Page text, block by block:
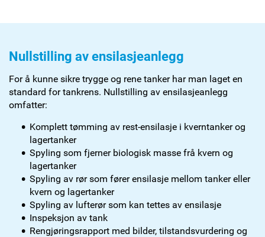
Nullstilling av ensilasjeanlegg
For å kunne sikre trygge og rene tanker har man laget en
standard for tankrens. Nullstilling av ensilasjeanlegg
omfatter:
Komplett tømming av rest-ensilasje i kverntanker og
lagertanker
Spyling som fjerner biologisk masse frå kvern og
lagertanker
Spyling av rør som fører ensilasje mellom tanker eller
kvern og lagertanker
Spyling av lufterør som kan tettes av ensilasje
Inspeksjon av tank
Rengjøringsrapport med bilder, tilstandsvurdering og